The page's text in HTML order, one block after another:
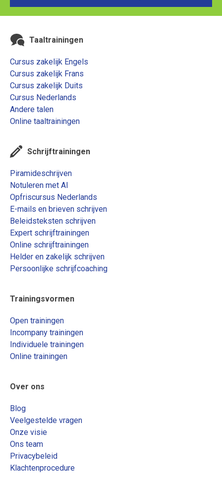
Taaltrainingen
Cursus zakelijk Engels
Cursus zakelijk Frans
Cursus zakelijk Duits
Cursus Nederlands
Andere talen
Online taaltrainingen
Schrijftrainingen
Piramideschrijven
Notuleren met AI
Opfriscursus Nederlands
E-mails en brieven schrijven
Beleidsteksten schrijven
Expert schrijftrainingen
Online schrijftrainingen
Helder en zakelijk schrijven
Persoonlijke schrijfcoaching
Trainingsvormen
Open trainingen
Incompany trainingen
Individuele trainingen
Online trainingen
Over ons
Blog
Veelgestelde vragen
Onze visie
Ons team
Privacybeleid
Klachtenprocedure